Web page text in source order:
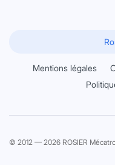
Mentions légales
© 2012 — 2026 ROSIER